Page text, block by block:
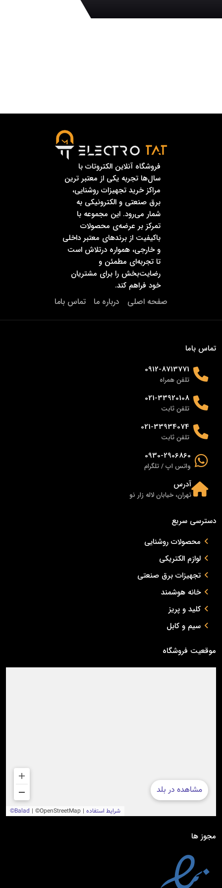
فروشگاه آنلاین الکتروتات با
سال‌ها تجربه یکی از معتبر ترین
مراکز خرید تجهیزات روشنایی،
برق صنعتی و الکترونیکی به
شمار می‌رود. این مجموعه با
تمرکز بر عرضه‌ی محصولات
باکیفیت از برندهای معتبر داخلی
و خارجی، همواره درتلاش است
تا تجربه‌ای مطمئن و
رضایت‌بخش را برای مشتریان
خود فراهم کند.
صفحه اصلی درباره ما تماس باما
تماس باما
0912-8713771
تلفن همراه
021-33920108
تلفن ثابت
021-33934074
تلفن ثابت
0930-2906860
واتس اپ / تلگرام
آدرس
تهران، خیابان لاله زار نو
دسترسی سریع
محصولات روشنایی
لوازم الکتریکی
تجهیزات برق صنعتی
خانه هوشمند
کلید و پریز
سیم و کابل
موقعیت فروشگاه
مجوز ها